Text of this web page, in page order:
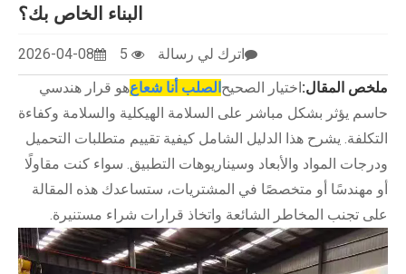
البناء الخاص بك؟
2026-04-08
اترك لي رسالة
ملخص المقال:اختيار الصحيحالصلب أنا شعاعهو قرار هندسي
حاسم يؤثر بشكل مباشر على السلامة الهيكلية والسلامة وكفاءة
التكلفة. يشرح هذا الدليل الشامل كيفية تقييم متطلبات التحميل
ودرجات المواد والأبعاد وسيناريوهات التطبيق. سواء كنت مقاولًا
أو مهندسًا أو متخصصًا في المشتريات، ستساعدك هذه المقالة
على تجنب المخاطر الشائعة واتخاذ قرارات شراء مستنيرة.